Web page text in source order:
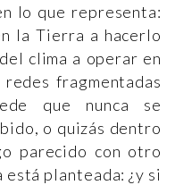
lo que representa:
la Tierra a hacerlo
clima a operar en
fragmentadas
que nunca se
o quizás dentro
parecido con otro
planteada: ¿y si